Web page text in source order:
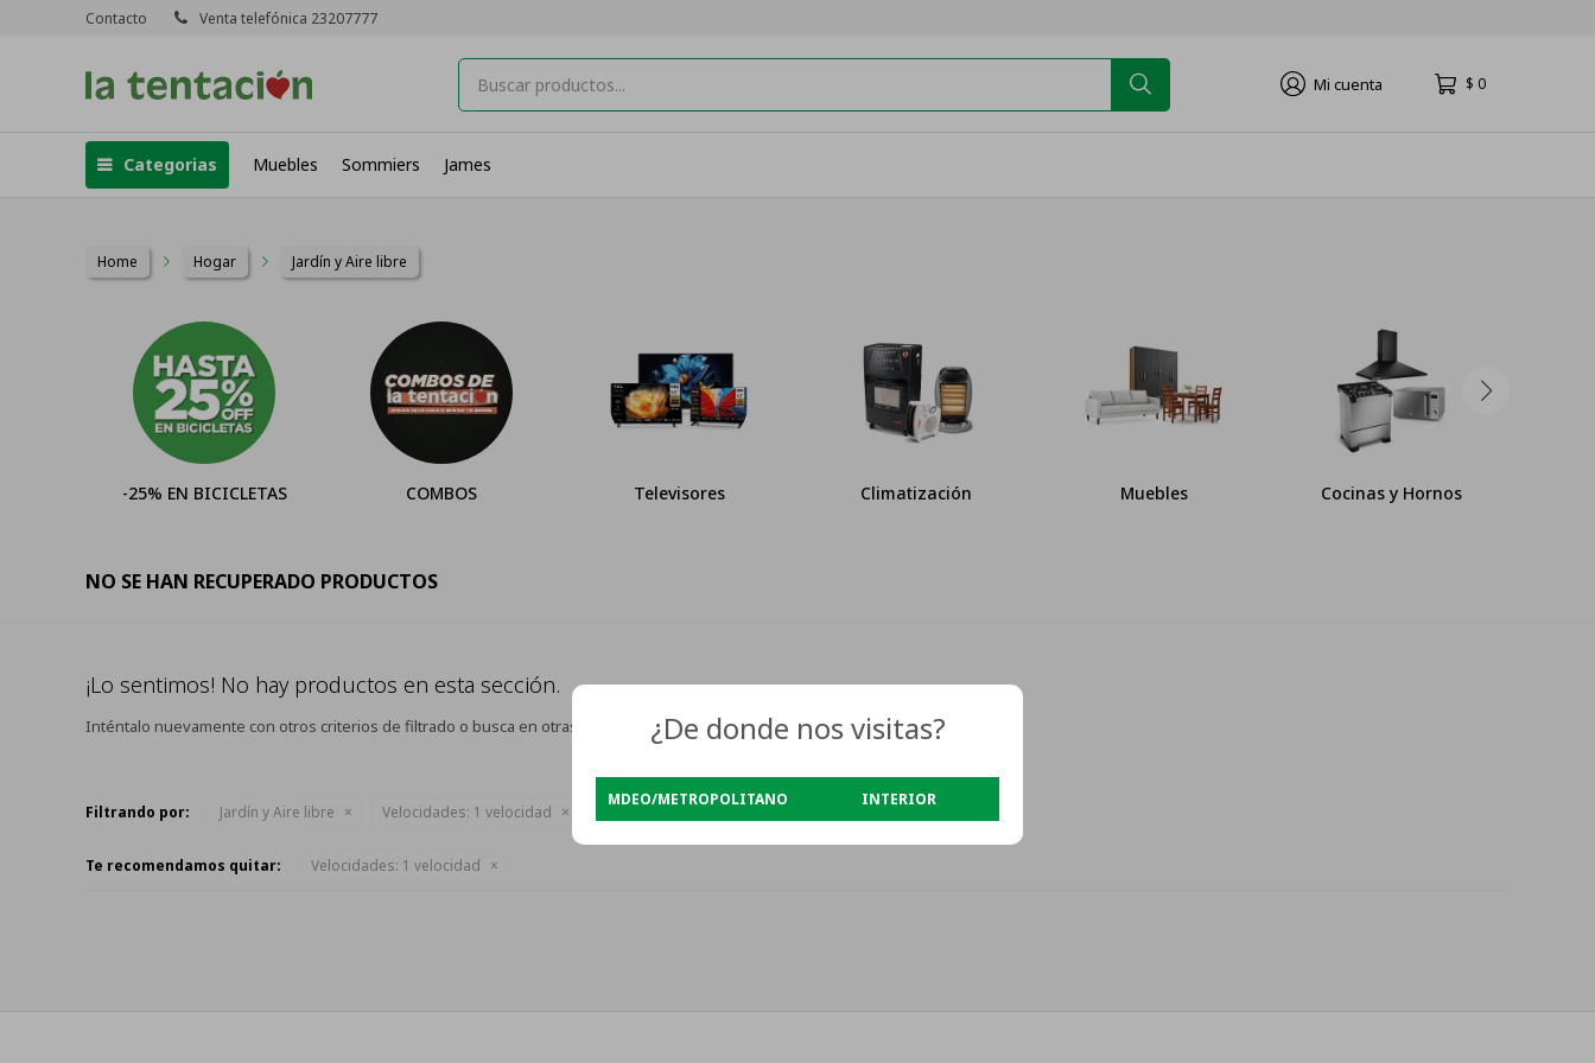
Categorias Muebles Sommiers James
$ 0
Contacto Venta telefónica 23207777
Home Hogar Jardín y Aire libre
-25% EN BICICLETAS COMBOS Televisores Climatización Muebles Cocinas y Hornos
NO SE HAN RECUPERADO PRODUCTOS
¡Lo sentimos! No hay productos en esta sección.
Inténtalo nuevamente con otros criterios de filtrado o busca en otras secciones de nuestro catálogo.
Filtrando por: Jardín y Aire libre Velocidades: 1 velocidad
Te recomendamos quitar: Velocidades: 1 velocidad
¿De donde nos visitas?
MDEO/METROPOLITANO INTERIOR